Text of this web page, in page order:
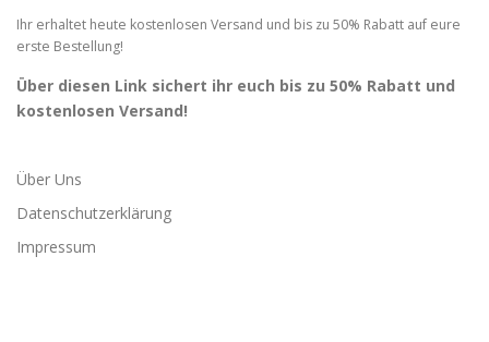
Ihr erhaltet heute kostenlosen Versand und bis zu 50% Rabatt auf eure
erste Bestellung!
Über diesen Link sichert ihr euch bis zu 50% Rabatt und
kostenlosen Versand!
Über Uns
Datenschutzerklärung
Impressum